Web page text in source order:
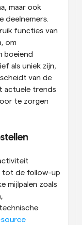
maar ook
deelnemers.
functies van
om
boeiend
als uniek zijn,
van de
actuele trends
te zorgen
tot de follow-up
mijlpalen zoals